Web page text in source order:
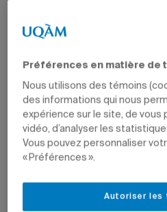
RECHERCHE
ParValérie Martin
Préférences en matière de
Nous utilisons des témoins
des informations qui nous
expérience sur le site, de
vidéo, d’analyser les
Vous pouvez personnaliser
« Préférences ».
Autoriser les